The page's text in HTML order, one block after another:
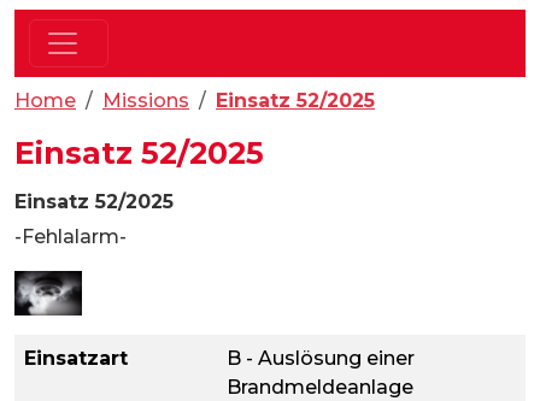
Home Missions Einsatz 52/2025
Einsatz 52/2025
Einsatz 52/2025
-Fehlalarm-
Einsatzart
B - Auslösung einer
Brandmeldeanlage